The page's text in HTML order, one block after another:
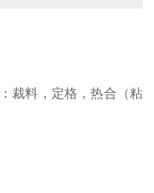
裁料，定格，热合（粘